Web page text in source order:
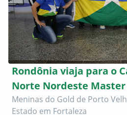
Rondônia viaja para o
Norte Nordeste
Meninas do Gold de Porto
Estado em Fortaleza